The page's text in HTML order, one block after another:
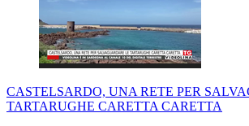
CASTELSARDO, UNA RETE PER
TARTARUGHE CARETTA CARETTA